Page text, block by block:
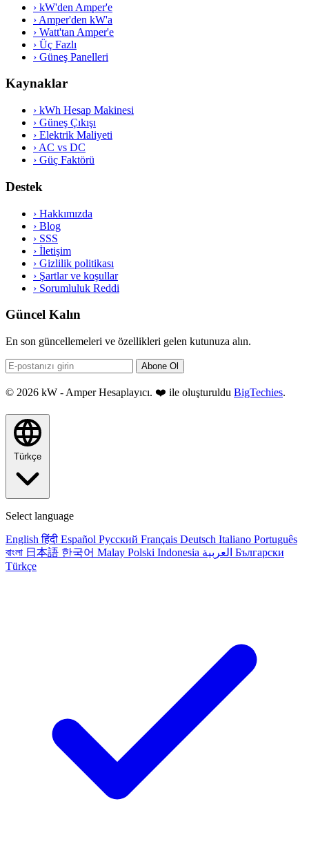
› kW'den Amper'e
› Amper'den kW'a
› Watt'tan Amper'e
› Üç Fazlı
› Güneş Panelleri
Kaynaklar
› kWh Hesap Makinesi
› Güneş Çıkışı
› Elektrik Maliyeti
› AC vs DC
› Güç Faktörü
Destek
› Hakkımızda
› Blog
› SSS
› İletişim
› Gizlilik politikası
› Şartlar ve koşullar
› Sorumluluk Reddi
Güncel Kalın
En son güncellemeleri ve özellikleri gelen kutunuza alın.
Abone Ol
© 2026 kW - Amper Hesaplayıcı. ❤️ ile oluşturuldu BigTechies.
Türkçe
Select language
English हिंदी Español Русский Français Deutsch Italiano Português
বাংলা 日本語 한국어 Malay Polski Indonesia العربية Български
Türkçe